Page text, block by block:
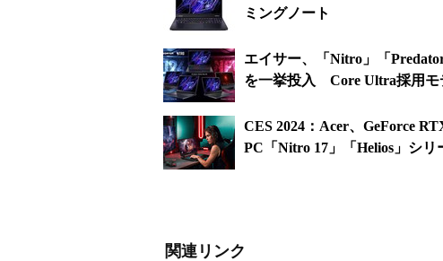
ミングノート
エイサー、「Nitro」「
を一挙投入 Core Ultra採用モ
CES 2024：Acer、GeForce
PC「Nitro 17」「Helios」シリ
関連リンク